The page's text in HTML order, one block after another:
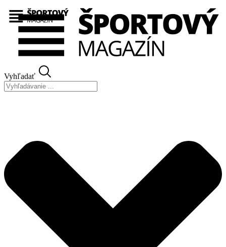
Preskočiť
na
obsah
Vyhľadať